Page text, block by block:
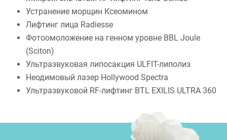
Устранение морщин Ксеомином
Лифтинг лица Radiesse
Фотоомоложение на генном уровне BBL Joule
(Sciton)
Ультразвуковая липосакция ULFIT-липолиз
Неодимовый лазер Hollywood Spectra
Ультразвуковой RF-лифтинг BTL EXILIS ULTRA 360